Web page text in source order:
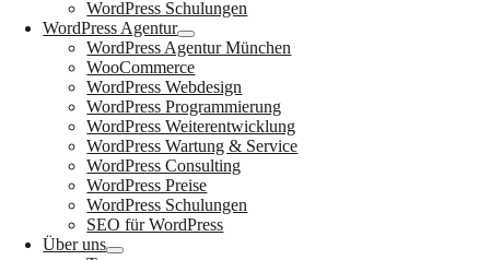
WordPress Schulungen
WordPress Agentur
WordPress Agentur München
WooCommerce
WordPress Webdesign
WordPress Programmierung
WordPress Weiterentwicklung
WordPress Wartung & Service
WordPress Consulting
WordPress Preise
WordPress Schulungen
SEO für WordPress
Über uns